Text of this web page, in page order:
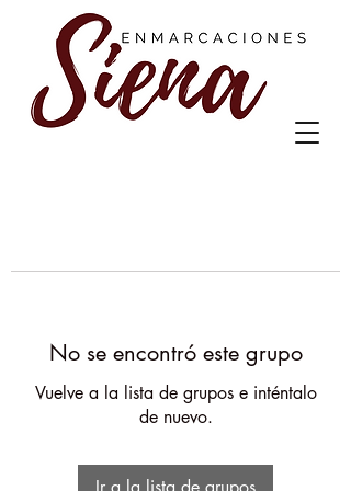
No se encontró este grupo
Vuelve a la lista de grupos e inténtalo
de nuevo.